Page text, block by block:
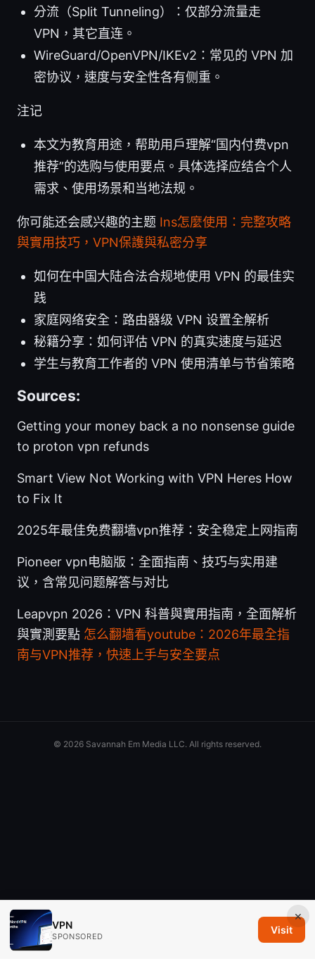
分流（Split Tunneling）：仅部分流量走
VPN，其它直连。
WireGuard/OpenVPN/IKEv2：常见的 VPN 加
密协议，速度与安全性各有侧重。
注记
本文为教育用途，帮助用户理解“国内付费vpn
推荐”的选购与使用要点。具体选择应结合个人
需求、使用场景和当地法规。
你可能还会感兴趣的主题 Ins怎麼使用：完整攻略
與實用技巧，VPN保護與私密分享
如何在中国大陆合法合规地使用 VPN 的最佳实
践
家庭网络安全：路由器级 VPN 设置全解析
秘籍分享：如何评估 VPN 的真实速度与延迟
学生与教育工作者的 VPN 使用清单与节省策略
Sources:
Getting your money back a no nonsense guide
to proton vpn refunds
Smart View Not Working with VPN Heres How
to Fix It
2025年最佳免费翻墙vpn推荐：安全稳定上网指南
Pioneer vpn电脑版：全面指南、技巧与实用建
议，含常见问题解答与对比
Leapvpn 2026：VPN 科普與實用指南，全面解析
與實測要點 怎么翻墙看youtube：2026年最全指
南与VPN推荐，快速上手与安全要点
×
VPN
SPONSORED
Visit
© 2026 Savannah Em Media LLC. All rights reserved.